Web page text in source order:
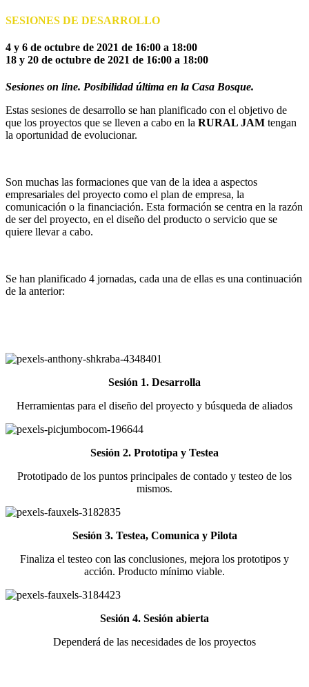
SESIONES DE DESARROLLO
4 y 6 de octubre de 2021 de 16:00 a 18:00
18 y 20 de octubre de 2021 de 16:00 a 18:00
Sesiones on line. Posibilidad última en la Casa Bosque.
Estas sesiones de desarrollo se han planificado con el objetivo de
que los proyectos que se lleven a cabo en la RURAL JAM tengan
la oportunidad de evolucionar.
Son muchas las formaciones que van de la idea a aspectos
empresariales del proyecto como el plan de empresa, la
comunicación o la financiación. Esta formación se centra en la razón
de ser del proyecto, en el diseño del producto o servicio que se
quiere llevar a cabo.
Se han planificado 4 jornadas, cada una de ellas es una continuación
de la anterior:
Sesión 1. Desarrolla
Herramientas para el diseño del proyecto y búsqueda de aliados
Sesión 2. Prototipa y Testea
Prototipado de los puntos principales de contado y testeo de los
mismos.
Sesión 3. Testea, Comunica y Pilota
Finaliza el testeo con las conclusiones, mejora los prototipos y
acción. Producto mínimo viable.
Sesión 4. Sesión abierta
Dependerá de las necesidades de los proyectos